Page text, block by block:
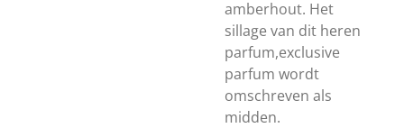
amberhout. Het
sillage van dit heren
parfum,exclusive
parfum wordt
omschreven als
midden.